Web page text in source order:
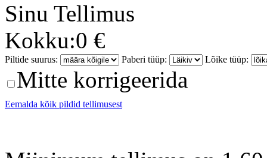
Sinu Tellimus
Kokku:0 €
Piltide suurus: Paberi tüüp: Lõike tüüp:
Mitte korrigeerida
Eemalda kõik pildid tellimusest